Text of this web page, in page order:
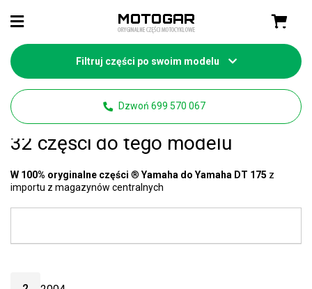
Filtruj części po swoim modelu
Dzwoń 699 570 067
Strona główna Części Yamaha
Yamaha DT 175 części- mamy
32 części do tego modelu
W 100% oryginalne części ® Yamaha do Yamaha DT 175 z
importu z magazynów centralnych